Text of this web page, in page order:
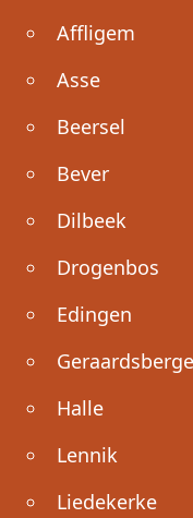
Affligem
Asse
Beersel
Bever
Dilbeek
Drogenbos
Edingen
Halle
Lennik
Liedekerke